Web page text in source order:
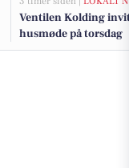
Ventilen Kolding
husmøde på torsdag